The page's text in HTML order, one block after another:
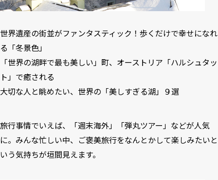
世界遺産の街並がファンタスティック！歩くだけで幸せになれ
る「冬景色」
「世界の湖畔で最も美しい」町、オーストリア「ハルシュタッ
ト」で癒される
大切な人と眺めたい、世界の「美しすぎる湖」９選
旅行事情でいえば、「週末海外」「弾丸ツアー」などが人気
に。みんな忙しい中、ご褒美旅行をなんとかして楽しみたいと
いう気持ちが垣間見えます。